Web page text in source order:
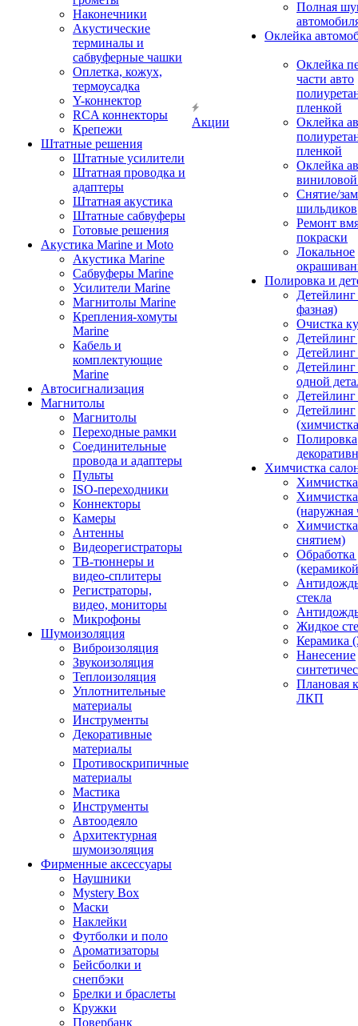
Наконечники
Акустические
терминалы и
сабвуферные чашки
Оплетка, кожух,
термоусадка
Y-коннектор
RCA коннекторы
Крепежи
Штатные решения
Штатные усилители
Штатная проводка и
адаптеры
Штатная акустика
Штатные сабвуферы
Готовые решения
Акустика Marine и Moto
Акустика Marine
Сабвуферы Marine
Усилители Marine
Магнитолы Marine
Крепления-хомуты
Marine
Кабель и
комплектующие
Marine
Автосигнализация
Магнитолы
Магнитолы
Переходные рамки
Соединительные
провода и адаптеры
Пульты
ISO-переходники
Коннекторы
Камеры
Антенны
Видеорегистраторы
ТВ-тюннеры и
видео-сплитеры
Регистраторы,
видео, мониторы
Микрофоны
Шумоизоляция
Виброизоляция
Звукоизоляция
Теплоизоляция
Уплотнительные
материалы
Инструменты
Декоративные
материалы
Противоскрипичные
материалы
Мастика
Инструменты
Автоодеяло
Архитектурная
шумоизоляция
Фирменные аксессуары
Наушники
Mystery Box
Маски
Наклейки
Футболки и поло
Ароматизаторы
Бейсболки и
снепбэки
Брелки и браслеты
Кружки
Повербанк
Акции
Полная
Оклейка
Оклейка
части авто
пленкой
Оклейка
пленкой
Оклейка
Снятие/
шильдиков
Ремонт
покраски
Локальное
Полировка и
фазная)
Очистка
Детейлинг
одной
Детейлинг
Полировка
Химчистка
(наружная
снятием)
Обработка
стекла
Жидкое
Керамика
Нанесение
Плановая
ЛКП